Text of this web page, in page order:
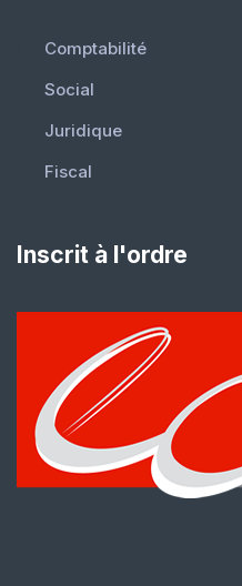
Comptabilité
Social
Juridique
Fiscal
Inscrit à l'ordre